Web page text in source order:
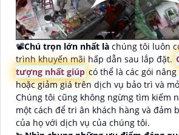
📽Chú trọn lớn nhất là chúng tôi luôn
trình khuyến mãi hấp dẫn sau lắp đặt.
tượng nhất giúp có thể là các gói
hoặc giảm giá trên dịch vụ bảo trì và
Chúng tôi cũng không ngừng tìm kiếm
một cách để tri ân khách hàng và đảm
của họ với dịch vụ của chúng tôi.